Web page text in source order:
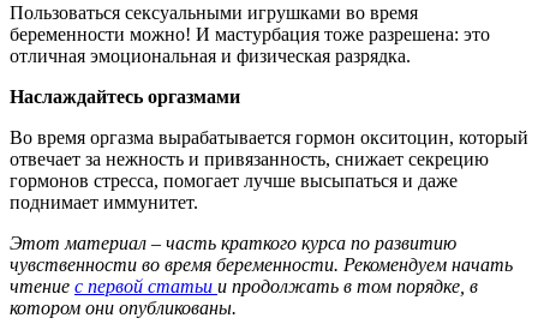
Пользоваться сексуальными игрушками во время
беременности можно! И мастурбация тоже разрешена: это
отличная эмоциональная и физическая разрядка.
Наслаждайтесь оргазмами
Во время оргазма вырабатывается гормон окситоцин, который
отвечает за нежность и привязанность, снижает секрецию
гормонов стресса, помогает лучше высыпаться и даже
поднимает иммунитет.
Этот материал – часть краткого курса по развитию
чувственности во время беременности. Рекомендуем начать
чтение с первой статьи и продолжать в том порядке, в
котором они опубликованы.